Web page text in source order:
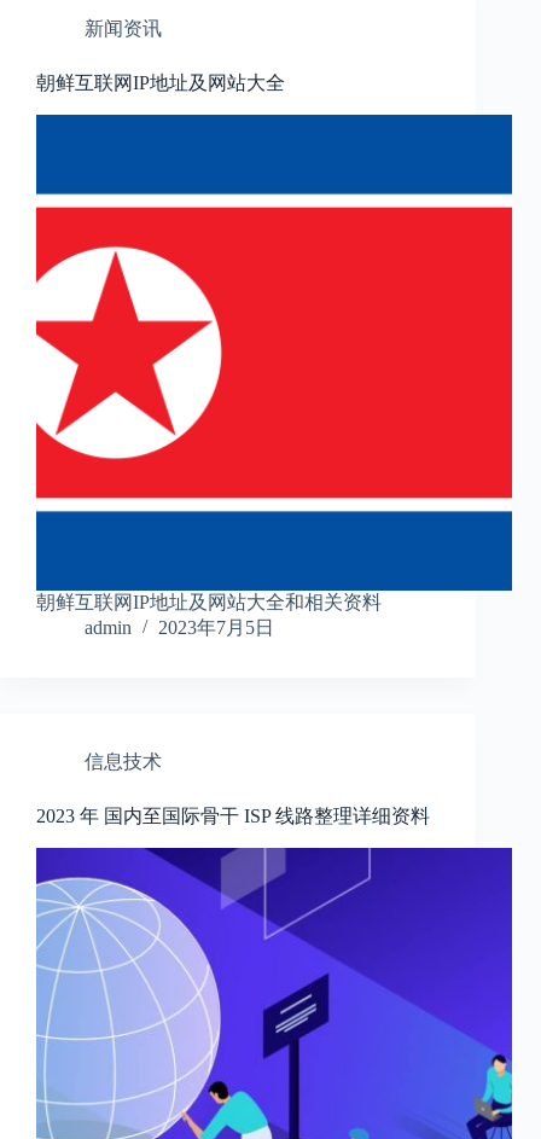
新闻资讯
朝鲜互联网IP地址及网站大全
朝鲜互联网IP地址及网站大全和相关资料
admin
2023年7月5日
信息技术
2023 年 国内至国际骨干 ISP 线路整理详细资料